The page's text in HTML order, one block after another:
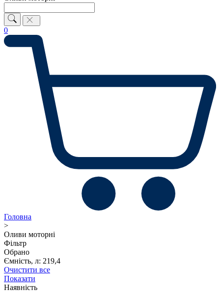
0
Головна
>
Оливи моторні
Фільтр
Обрано
Ємність, л: 219,4
Очистити все
Показати
Наявність